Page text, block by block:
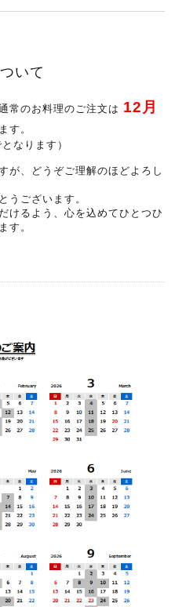
いて
常のお料理のご注文は 12月
す。
なります）
が、どうぞご理解のほどよろし
うございます。
けるよう、心を込めてひとつひ
す。